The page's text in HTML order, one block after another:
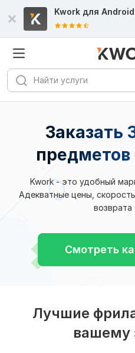
Kwork для Android
Заказать
предметов
Kwork - это удобный
Адекватные цены,
возврата
Смотреть
Лучшие
вашему